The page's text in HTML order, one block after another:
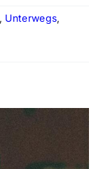
, Unterwegs,